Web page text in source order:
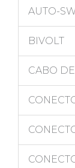
AUTO-
BIVOLT
CABO